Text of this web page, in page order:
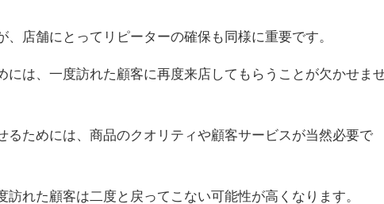
、店舗にとってリピーターの確保も同様に重要です。
には、一度訪れた顧客に再度来店してもらうことが欠かせま
るためには、商品のクオリティや顧客サービスが当然必要で
訪れた顧客は二度と戻ってこない可能性が高くなります。